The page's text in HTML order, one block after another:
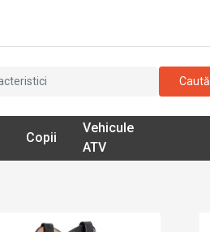
Caută
Copii
Vehicule
ATV